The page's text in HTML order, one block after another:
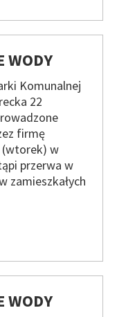
WODY
Komunalnej
22
firmę
(wtorek) w
przerwa w
zamieszkałych
WODY